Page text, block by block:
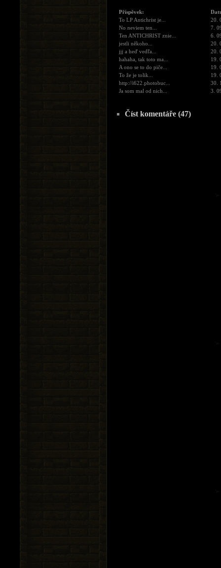
Příspěvek:
To LP Antichrist je...
20.
No neviem ten...
7.
Ten ANTICHRIST znie...
6.
jestli někoho...
20.
jjj a heď vedľa...
20.
hahaha, tak toto ma...
19.
A ono se to do piče...
19.
To že je tolik...
19.
http://i622.photobuc...
30.
Ja som mal od nich...
3.
Číst komentáře (47)